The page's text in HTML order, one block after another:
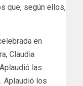
que, según ellos,
en
Claudia
las
Aplaudió los